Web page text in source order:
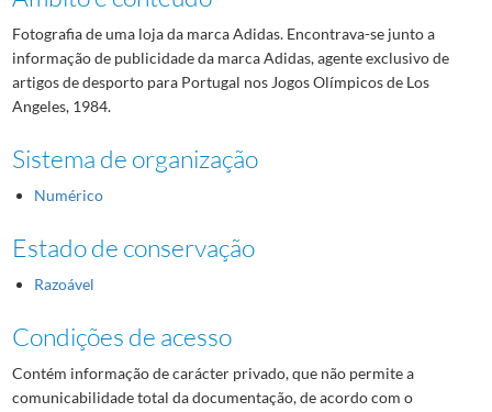
Fotografia de uma loja da marca Adidas. Encontrava-se junto a
informação de publicidade da marca Adidas, agente exclusivo de
artigos de desporto para Portugal nos Jogos Olímpicos de Los
Angeles, 1984.
Sistema de organização
Numérico
Estado de conservação
Razoável
Condições de acesso
Contém informação de carácter privado, que não permite a
comunicabilidade total da documentação, de acordo com o